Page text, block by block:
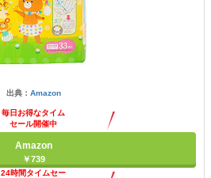
出典： Amazon
毎日お得なタイム
セール開催中
Amazon
￥739
24時間タイムセー